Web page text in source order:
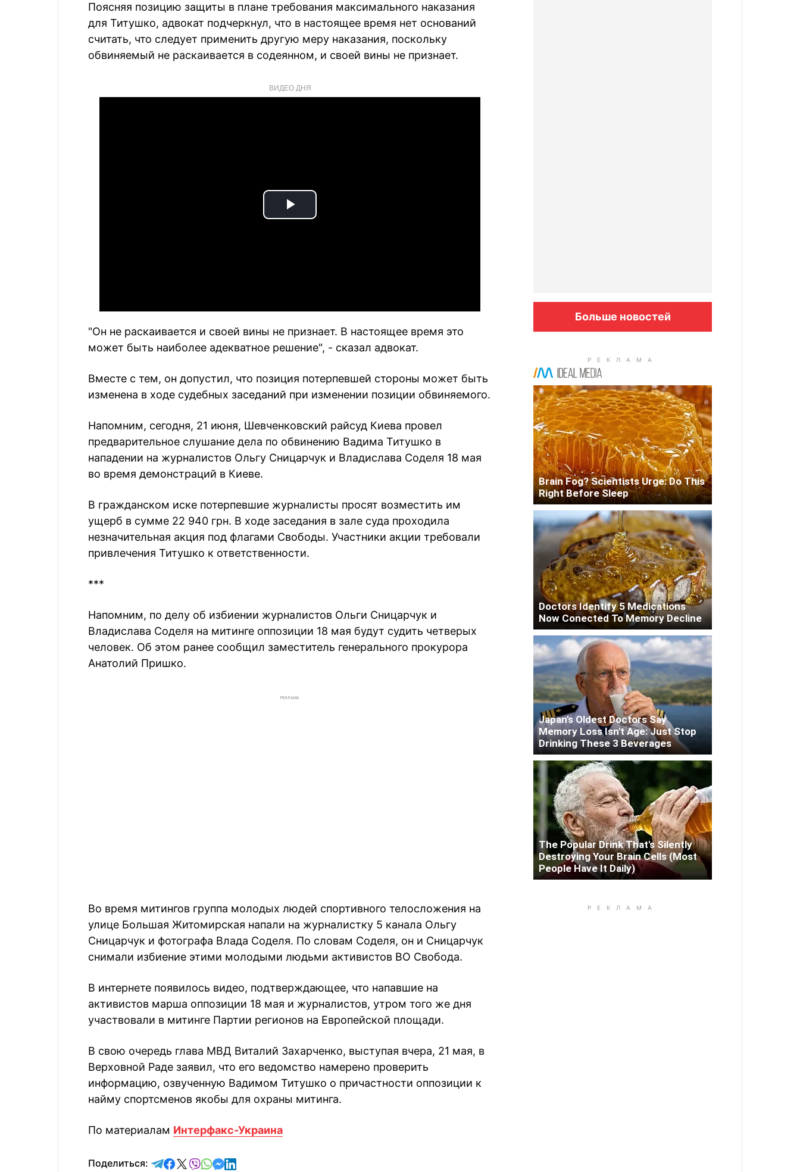
Поясняя позицию защиты в плане требования максимального наказания
для Титушко, адвокат подчеркнул, что в настоящее время нет оснований
считать, что следует применить другую меру наказания, поскольку
обвиняемый не раскаивается в содеянном, и своей вины не признает.
ВИДЕО ДНЯ
Play
"Он не раскаивается и своей вины не признает. В настоящее время это
может быть наиболее адекватное решение", - сказал адвокат.
Вместе с тем, он допустил, что позиция потерпевшей стороны может быть
изменена в ходе судебных заседаний при изменении позиции обвиняемого.
Напомним, сегодня, 21 июня, Шевченковский райcуд Киева провел
предварительное слушание дела по обвинению Вадима Титушко в
нападении на журналистов Ольгу Сницарчук и Владислава Соделя 18 мая
во время демонстраций в Киеве.
В гражданском иске потерпевшие журналисты просят возместить им
ущерб в сумме 22 940 грн. В ходе заседания в зале суда проходила
незначительная акция под флагами Свободы. Участники акции требовали
привлечения Титушко к ответственности.
***
Напомним, по делу об избиении журналистов Ольги Сницарчук и
Владислава Соделя на митинге оппозиции 18 мая будут судить четверых
человек. Об этом ранее сообщил заместитель генерального прокурора
Анатолий Пришко.
РЕКЛАМА
Во время митингов группа молодых людей спортивного телосложения на
улице Большая Житомирская напали на журналистку 5 канала Ольгу
Сницарчук и фотографа Влада Соделя. По словам Соделя, он и Сницарчук
снимали избиение этими молодыми людьми активистов ВО Свобода.
В интернете появилось видео, подтверждающее, что напавшие на
активистов марша оппозиции 18 мая и журналистов, утром того же дня
участвовали в митинге Партии регионов на Европейской площади.
В свою очередь глава МВД Виталий Захарченко, выступая вчера, 21 мая, в
Верховной Раде заявил, что его ведомство намерено проверить
информацию, озвученную Вадимом Титушко о причастности оппозиции к
найму спортсменов якобы для охраны митинга.
По материалам Интерфакс-Украина
Поделиться: отправить в Telegram
поделиться в Facebook
поделиться в X
отправить в Viber
отправить в Whatsapp
отправить в Messenger
отправить в LinkedIn
Больше новостей